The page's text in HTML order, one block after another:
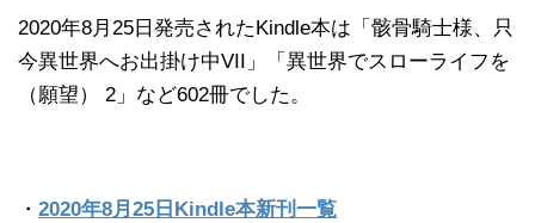
2020年8月25日発売されたKindle本は「骸骨騎士様、只
今異世界へお出掛け中VII」「異世界でスローライフを
（願望） 2」など602冊でした。
・ 2020年8月25日Kindle本新刊一覧